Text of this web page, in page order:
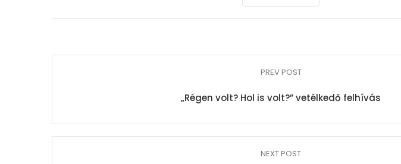
PREV POST
„Régen volt? Hol is volt?” vetélkedő felhívás
NEXT POST